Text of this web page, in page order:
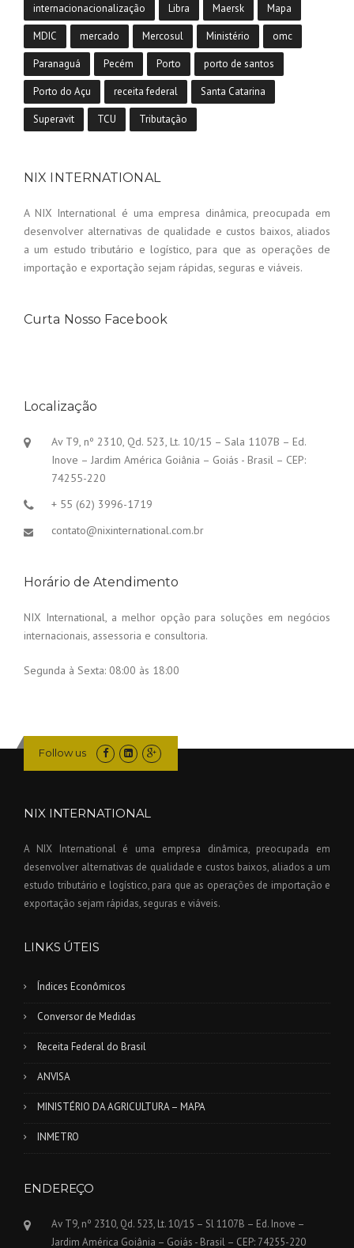
internacionacionalização Libra Maersk Mapa
MDIC mercado Mercosul Ministério omc
Paranaguá Pecém Porto porto de santos
Porto do Açu receita federal Santa Catarina
Superavit TCU Tributação
NIX INTERNATIONAL
A NIX International é uma empresa dinâmica, preocupada em
desenvolver alternativas de qualidade e custos baixos, aliados
a um estudo tributário e logístico, para que as operações de
importação e exportação sejam rápidas, seguras e viáveis.
Curta Nosso Facebook
Localização
Av T9, nº 2310, Qd. 523, Lt. 10/15 – Sala 1107B – Ed.
Inove – Jardim América Goiânia – Goiás - Brasil – CEP:
74255-220
+ 55 (62) 3996-1719
contato@nixinternational.com.br
Horário de Atendimento
NIX International, a melhor opção para soluções em negócios
internacionais, assessoria e consultoria.
Segunda à Sexta: 08:00 às 18:00
Follow us
NIX INTERNATIONAL
A NIX International é uma empresa dinâmica, preocupada em
desenvolver alternativas de qualidade e custos baixos, aliados a um
estudo tributário e logístico, para que as operações de importação e
exportação sejam rápidas, seguras e viáveis.
LINKS ÚTEIS
Índices Econômicos
Conversor de Medidas
Receita Federal do Brasil
ANVISA
MINISTÉRIO DA AGRICULTURA – MAPA
INMETRO
ENDEREÇO
Av T9, nº 2310, Qd. 523, Lt. 10/15 – Sl 1107B – Ed. Inove –
Jardim América Goiânia – Goiás - Brasil – CEP: 74255-220